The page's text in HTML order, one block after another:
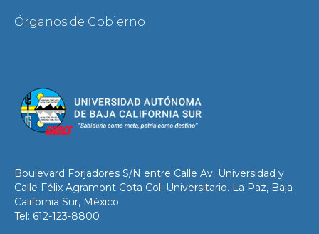
Órganos de Gobierno
Boulevard Forjadores S/N entre Calle Av. Universidad y
Calle Félix Agramont Cota Col. Universitario. La Paz, Baja
California Sur, México
Tel: 612-123-8800